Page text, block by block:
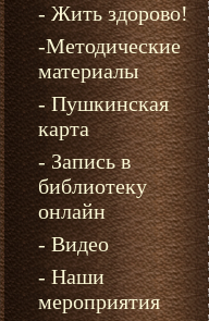
- Жить здорово!
-Методические
материалы
- Пушкинская
карта
- Запись в
библиотеку
онлайн
- Видео
- Наши
мероприятия